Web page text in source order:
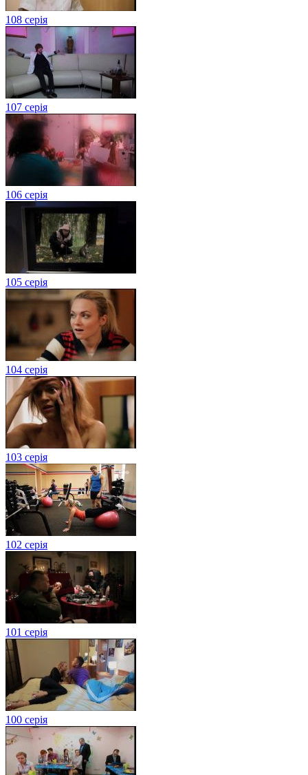
108 серія
107 серія
106 серія
105 серія
104 серія
103 серія
102 серія
101 серія
100 серія